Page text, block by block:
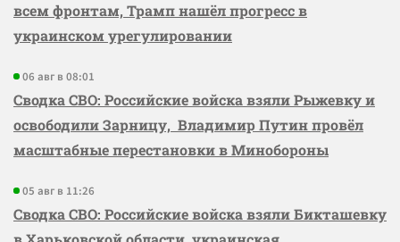
всем фронтам, Трамп нашёл прогресс в
украинском урегулировании
06 авг в 08:01
Сводка СВО: Российские войска взяли Рыжевку и
освободили Зарницу, Владимир Путин провёл
масштабные перестановки в Минобороны
05 авг в 11:26
Сводка СВО: Российские войска взяли Бикташевку